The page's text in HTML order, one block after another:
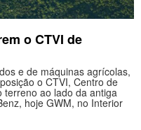
o CTVI de
e de máquinas agrícolas,
o CTVI, Centro de
terreno ao lado da antiga
hoje GWM, no Interior